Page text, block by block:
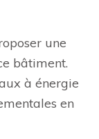
une
bâtiment.
à énergie
en